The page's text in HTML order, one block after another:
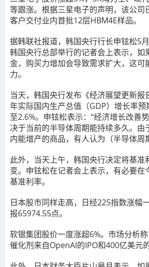
等跟涨。根据三星电子的声明，该公司
客户交付业内首批12层HBM4E样品。
据韩联社报道，韩国央行行长申铉松5
韩国央行总部举行的记者会上表示，如
金，购买力增加会导致需求扩大，这可
力。
当天，韩国央行发布《经济展望更新报
年实际国内生产总值（GDP）增长率预
至2.6%。申铉松表示：“经济增长改善
决于当前的半导体周期能持续多久。由
内能增产的商品，有人认为（半导体周
此外，当天上午，韩国央行决定将基准
变。申铉松在记者会上表示，有必要在
基准利率。
日本股市同样走高， 日经225指数涨幅
报65974.55点。
软银集团股价一度涨超6%。市场分析
催化剂来自OpenAI的IPO和400亿美元